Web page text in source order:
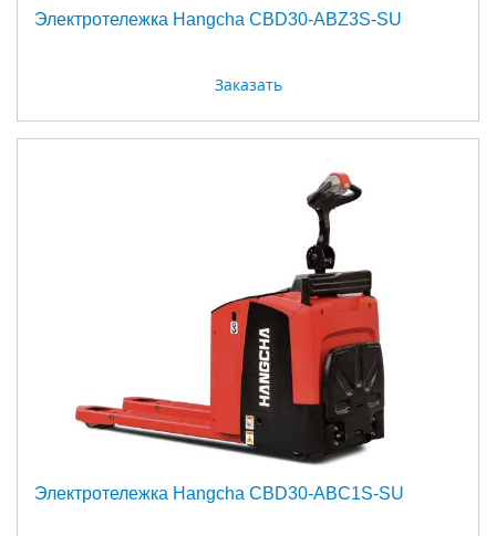
Электротележка Hangcha CBD30-ABZ3S-SU
Заказать
Электротележка Hangcha CBD30-ABC1S-SU